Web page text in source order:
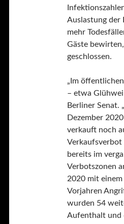
Auslastung der
mehr
Gäste
geschlossen.
„Im
– etwa
Berliner Senat.
Dezember
verkauft noch
Verkaufsverbot
bereits im
Verbotszonen
2020 mit
Vorjahren
wurden 54
Aufenthalt und